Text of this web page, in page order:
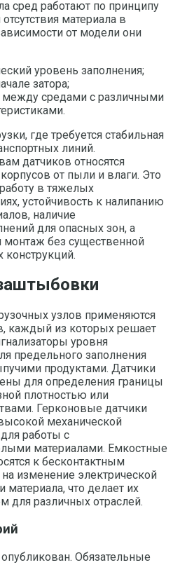
сред работают по принципу
материала в
от модели они
уровень заполнения;
затора;
между средами с различными
где требуется стабильная
линий.
датчиков относятся
от пыли и влаги. Это
в тяжелых
устойчивость к налипанию
наличие
для опасных зон, а
без существенной
узлов применяются
каждый из которых решает
уровня
предельного заполнения
продуктами. Датчики
для определения границы
плотностью или
Герконовые датчики
механической
работы с
материалами. Емкостные
к бесконтактным
изменение электрической
что делает их
различных отраслей.
Обязательные